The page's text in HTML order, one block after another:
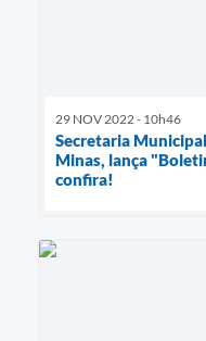
29 NOV 2022 - 10h46
Secretaria
Minas, lança
confira!